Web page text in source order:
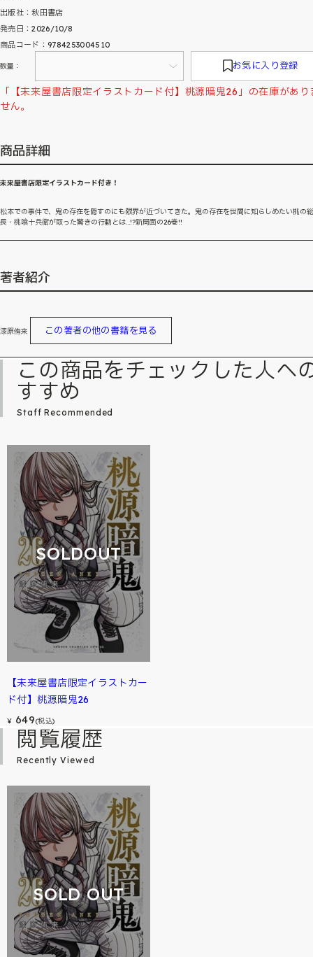
出版社：秋田書店
発売日：2026/10/8
商品コード：9784253004510
数量： お気に入り登録
「【未来屋書店限定イラストカード付】桃源暗鬼26」の在庫があり
せん。
商品詳細
未来屋書店限定イラストカード付き！
松本での事件で、鬼の存在を隠すのにも限界が近づいてきた。鬼の存在を世間に知らしめたい桃の
長・桃喰十兵衛が取った驚きの行動とは…!?新局面の26巻!!
著者紹介
漆原侑来 この著者の他の書籍を見る
この商品をチェックした人へ
すすめ
Staff Recommended
SOLDOUT
【未来屋書店限定イラストカー
ド付】桃源暗鬼26
¥ 649(税込)
閲覧履歴
Recently Viewed
SOLD OUT